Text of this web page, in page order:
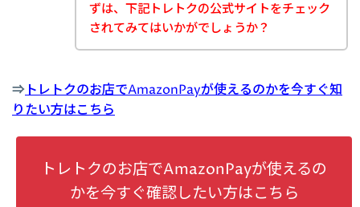
ずは、下記トレトクの公式サイトをチェック
されてみてはいかがでしょうか？
⇒ トレトクのお店でAmazonPayが使えるのかを今すぐ知
りたい方はこちら
トレトクのお店でAmazonPayが使えるの
かを今すぐ確認したい方はこちら